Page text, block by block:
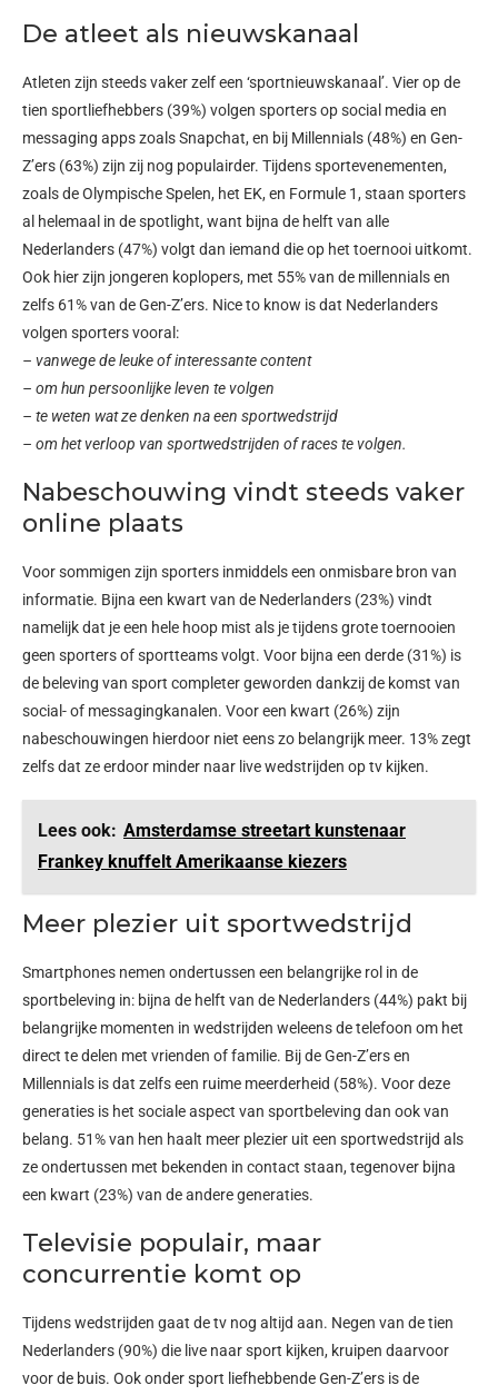
De atleet als nieuwskanaal
Atleten zijn steeds vaker zelf een ‘sportnieuwskanaal’. Vier op de
tien sportliefhebbers (39%) volgen sporters op social media en
messaging apps zoals Snapchat, en bij Millennials (48%) en Gen-
Z’ers (63%) zijn zij nog populairder. Tijdens sportevenementen,
zoals de Olympische Spelen, het EK, en Formule 1, staan sporters
al helemaal in de spotlight, want bijna de helft van alle
Nederlanders (47%) volgt dan iemand die op het toernooi uitkomt.
Ook hier zijn jongeren koplopers, met 55% van de millennials en
zelfs 61% van de Gen-Z’ers. Nice to know is dat Nederlanders
volgen sporters vooral:
– vanwege de leuke of interessante content
– om hun persoonlijke leven te volgen
– te weten wat ze denken na een sportwedstrijd
– om het verloop van sportwedstrijden of races te volgen.
Nabeschouwing vindt steeds vaker
online plaats
Voor sommigen zijn sporters inmiddels een onmisbare bron van
informatie. Bijna een kwart van de Nederlanders (23%) vindt
namelijk dat je een hele hoop mist als je tijdens grote toernooien
geen sporters of sportteams volgt. Voor bijna een derde (31%) is
de beleving van sport completer geworden dankzij de komst van
social- of messagingkanalen. Voor een kwart (26%) zijn
nabeschouwingen hierdoor niet eens zo belangrijk meer. 13% zegt
zelfs dat ze erdoor minder naar live wedstrijden op tv kijken.
Lees ook: Amsterdamse streetart kunstenaar
Frankey knuffelt Amerikaanse kiezers
Meer plezier uit sportwedstrijd
Smartphones nemen ondertussen een belangrijke rol in de
sportbeleving in: bijna de helft van de Nederlanders (44%) pakt bij
belangrijke momenten in wedstrijden weleens de telefoon om het
direct te delen met vrienden of familie. Bij de Gen-Z’ers en
Millennials is dat zelfs een ruime meerderheid (58%). Voor deze
generaties is het sociale aspect van sportbeleving dan ook van
belang. 51% van hen haalt meer plezier uit een sportwedstrijd als
ze ondertussen met bekenden in contact staan, tegenover bijna
een kwart (23%) van de andere generaties.
Televisie populair, maar
concurrentie komt op
Tijdens wedstrijden gaat de tv nog altijd aan. Negen van de tien
Nederlanders (90%) die live naar sport kijken, kruipen daarvoor
voor de buis. Ook onder sport liefhebbende Gen-Z’ers is de